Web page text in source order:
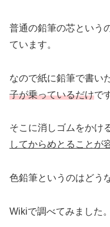
普通の鉛筆の芯という
ています。
なので紙に鉛筆で書い
子が乗っているだけで
そこに消しゴムをかけ
してからめとることが
色鉛筆というのはどう
Wikiで調べてみました。